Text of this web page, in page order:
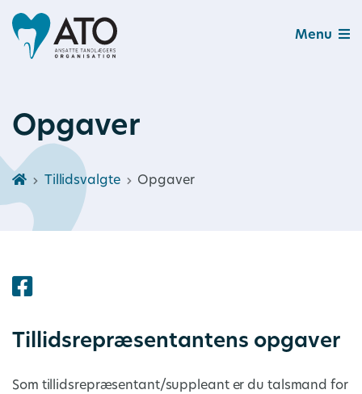
Menu
Opgaver
Tillidsvalgte Opgaver
Tillidsrepræsentantens opgaver
Som tillidsrepræsentant/suppleant er du talsmand for